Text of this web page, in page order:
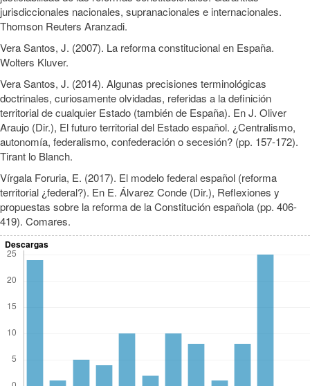
jurisdiccionales nacionales, supranacionales e internacionales.
Thomson Reuters Aranzadi.
Vera Santos, J. (2007). La reforma constitucional en España.
Wolters Kluver.
Vera Santos, J. (2014). Algunas precisiones terminológicas
doctrinales, curiosamente olvidadas, referidas a la definición
territorial de cualquier Estado (también de España). En J. Oliver
Araujo (Dir.), El futuro territorial del Estado español. ¿Centralismo,
autonomía, federalismo, confederación o secesión? (pp. 157-172).
Tirant lo Blanch.
Vírgala Foruria, E. (2017). El modelo federal español (reforma
territorial ¿federal?). En E. Álvarez Conde (Dir.), Reflexiones y
propuestas sobre la reforma de la Constitución española (pp. 406-
419). Comares.
Descargas